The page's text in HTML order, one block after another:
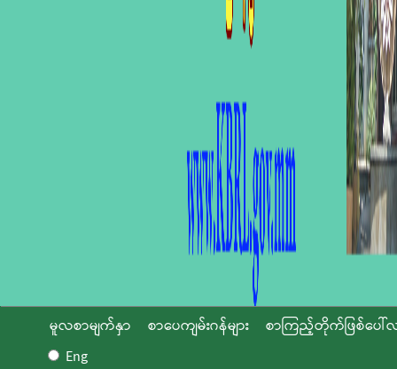
မူလစာမျက်နှာ စာပေကျမ်းဂန်များ
စာကြည့်တိုက်ဖြစ်ပေါ်
Eng